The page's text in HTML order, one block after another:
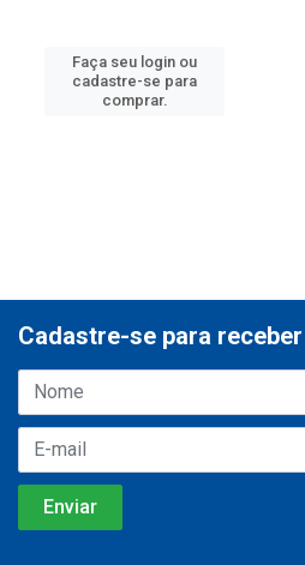
Faça seu login ou
cadastre-se para
comprar.
Cadastre-se para